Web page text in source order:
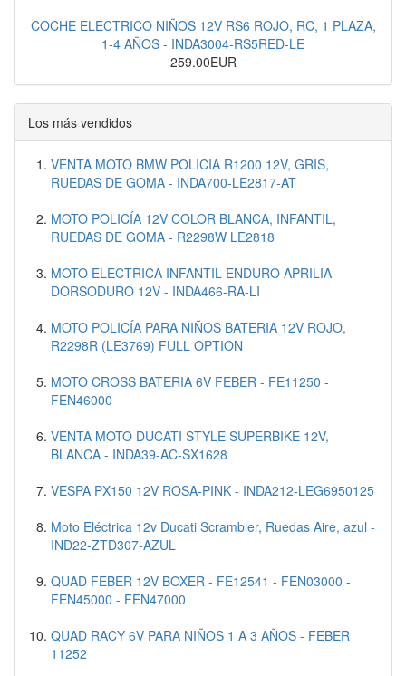
COCHE ELECTRICO NIÑOS 12V RS6 ROJO, RC, 1 PLAZA,
1-4 AÑOS - INDA3004-RS5RED-LE
259.00EUR
Los más vendidos
VENTA MOTO BMW POLICIA R1200 12V, GRIS,
RUEDAS DE GOMA - INDA700-LE2817-AT
MOTO POLICÍA 12V COLOR BLANCA, INFANTIL,
RUEDAS DE GOMA - R2298W LE2818
MOTO ELECTRICA INFANTIL ENDURO APRILIA
DORSODURO 12V - INDA466-RA-LI
MOTO POLICÍA PARA NIÑOS BATERIA 12V ROJO,
R2298R (LE3769) FULL OPTION
MOTO CROSS BATERIA 6V FEBER - FE11250 -
FEN46000
VENTA MOTO DUCATI STYLE SUPERBIKE 12V,
BLANCA - INDA39-AC-SX1628
VESPA PX150 12V ROSA-PINK - INDA212-LEG6950125
Moto Eléctrica 12v Ducati Scrambler, Ruedas Aire, azul -
IND22-ZTD307-AZUL
QUAD FEBER 12V BOXER - FE12541 - FEN03000 -
FEN45000 - FEN47000
QUAD RACY 6V PARA NIÑOS 1 A 3 AÑOS - FEBER
11252